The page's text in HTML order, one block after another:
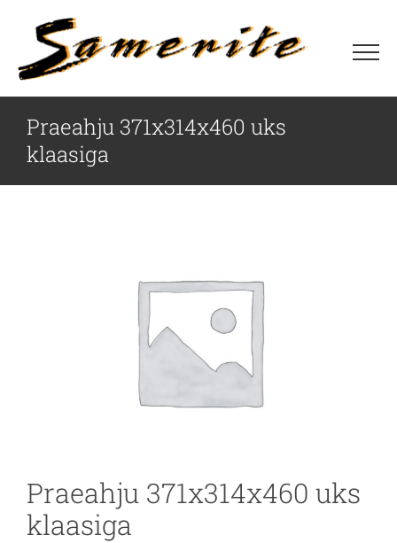
content
Praeahju 371x314x460 uks
klaasiga
Praeahju 371x314x460 uks
klaasiga